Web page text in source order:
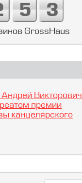
GrossHaus
Андрей Викторович
премии
канцелярского